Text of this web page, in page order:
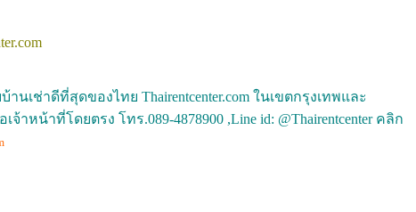
ช่าดีที่สุดของไทย Thairentcenter.com ในเขตกรุงเทพและ
น้าที่โดยตรง โทร.089-4878900 ,Line id: @Thairentcenter คลิก